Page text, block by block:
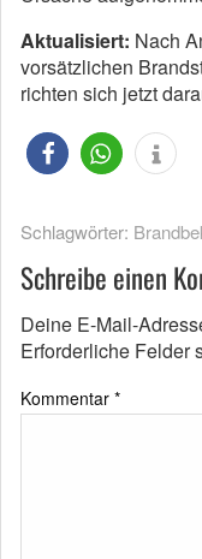
Aktualisiert: Nach
vorsätzlichen
richten sich jetzt
Schlagwörter:
Schreibe einen
Deine E-Mail-
Erforderliche Felder
Kommentar *